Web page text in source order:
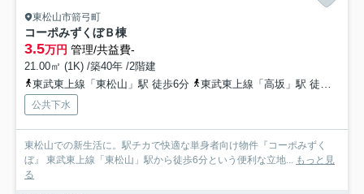
東松山市箭弓町
コーポみずくぼＢ棟
3.5万円 管理/共益費-
21.00㎡ (1K) /築40年 /2階建
東武東上線「東松山」駅 徒歩6分
東武東上線「高坂」駅 徒歩48分
公共下水
東松山での新生活に。駅チカで快適な単身者向け物件『コーポみずく
ぼ』 東武東上線「東松山」駅から徒歩6分という便利な立地...
もっと見
る